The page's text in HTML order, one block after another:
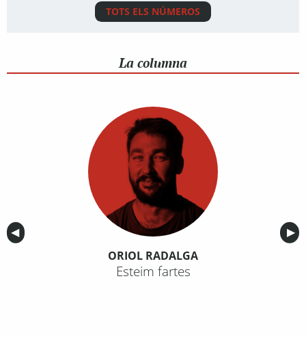
TOTS ELS NÚMEROS
La columna
Anterior
◀︎ ▶︎
ORIOL RADALGA
Esteim fartes